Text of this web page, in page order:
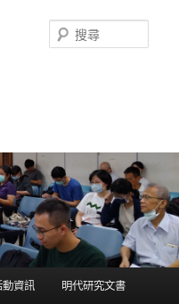
尋
資訊 明代研究文書